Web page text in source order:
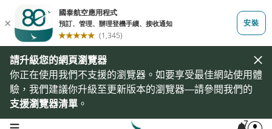
請升級您的網頁瀏覽器
你正在使用我們不支援的瀏覽器。如要享受最佳網站使用體
驗，我們建議你升級至更新版本的瀏覽器—請參閱我們的
支援瀏覽器清單 。
open navigation menu 7